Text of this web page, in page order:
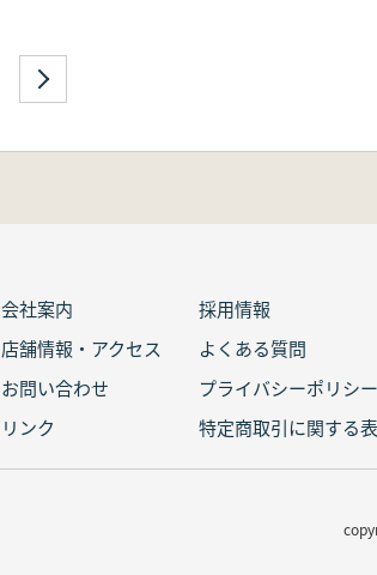
会社案内
採用情報
店舗情報・アクセス
よくある質問
お問い合わせ
プライバシーポリシー
リンク
特定商取引に関する